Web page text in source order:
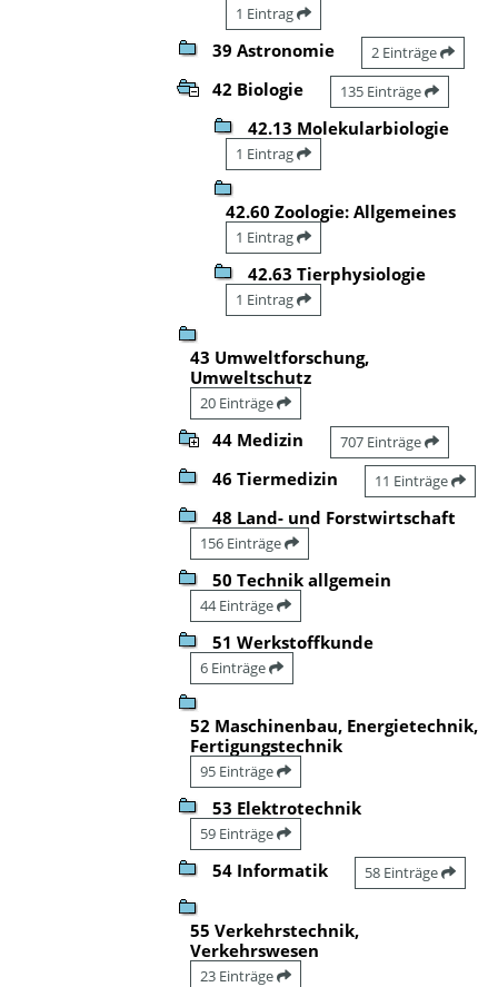
1 Eintrag
39 Astronomie 2 Einträge
42 Biologie 135 Einträge
42.13 Molekularbiologie
1 Eintrag
42.60 Zoologie: Allgemeines
1 Eintrag
42.63 Tierphysiologie
1 Eintrag
43 Umweltforschung,
Umweltschutz
20 Einträge
44 Medizin 707 Einträge
46 Tiermedizin 11 Einträge
48 Land- und Forstwirtschaft
156 Einträge
50 Technik allgemein
44 Einträge
51 Werkstoffkunde
6 Einträge
52 Maschinenbau, Energietechnik,
Fertigungstechnik
95 Einträge
53 Elektrotechnik
59 Einträge
54 Informatik 58 Einträge
55 Verkehrstechnik,
Verkehrswesen
23 Einträge